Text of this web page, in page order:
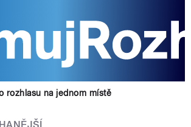
rozhlasu na jednom místě